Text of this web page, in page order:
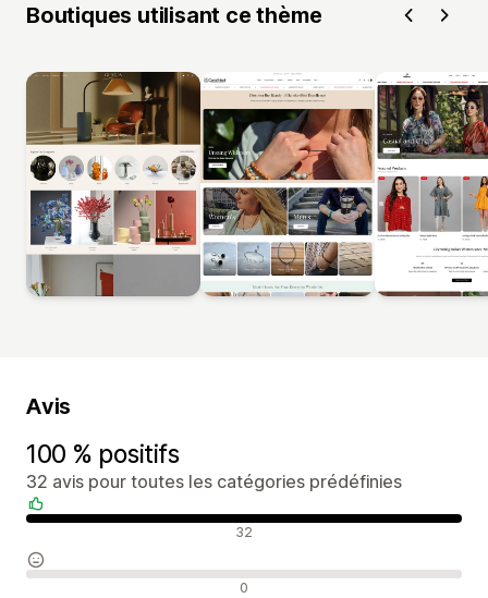
Boutiques utilisant ce thème
Avis
100 % positifs
32 avis pour toutes les catégories prédéfinies
Avis positifs 32
Avis neutres 0